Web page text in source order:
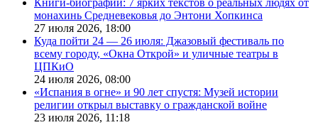
Книги-биографии: 7 ярких текстов о реальных людях от
монахинь Средневековья до Энтони Хопкинса
27 июля 2026, 18:00
Куда пойти 24 — 26 июля: Джазовый фестиваль по
всему городу, «Окна Открой» и уличные театры в
ЦПКиО
24 июля 2026, 08:00
«Испания в огне» и 90 лет спустя: Музей истории
религии открыл выставку о гражданской войне
23 июля 2026, 11:18